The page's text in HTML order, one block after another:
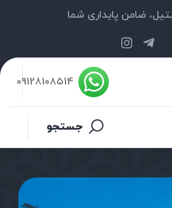
ضامن پایداری شما
09128108514
جستجو